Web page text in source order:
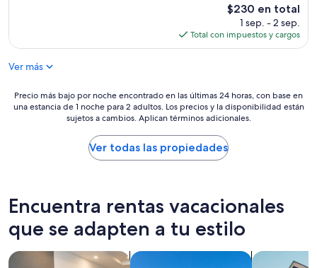
El
precio
actual
es
$230 en total
1 sep. - 2 sep.
Total con impuestos y cargos
Ver más
Precio
más
últimas
24
horas,
con
base
en
Precio más bajo por noche encontrado en las últimas 24 horas, con base en
una estancia de 1 noche para 2 adultos. Los precios y la disponibilidad están
sujetos a cambios. Aplican términos adicionales.
Ver todas las propiedades
Encuentra rentas vacacionales
que se adapten a tu estilo
Buscar apart-hoteles Buscar villas Buscar